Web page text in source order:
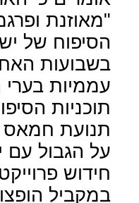
"מאוזנת
הסיפוח של
בשבועות
עממיות בערי
תוכניות
תנועת חמאס
על הגבול עם
חידוש
במקביל